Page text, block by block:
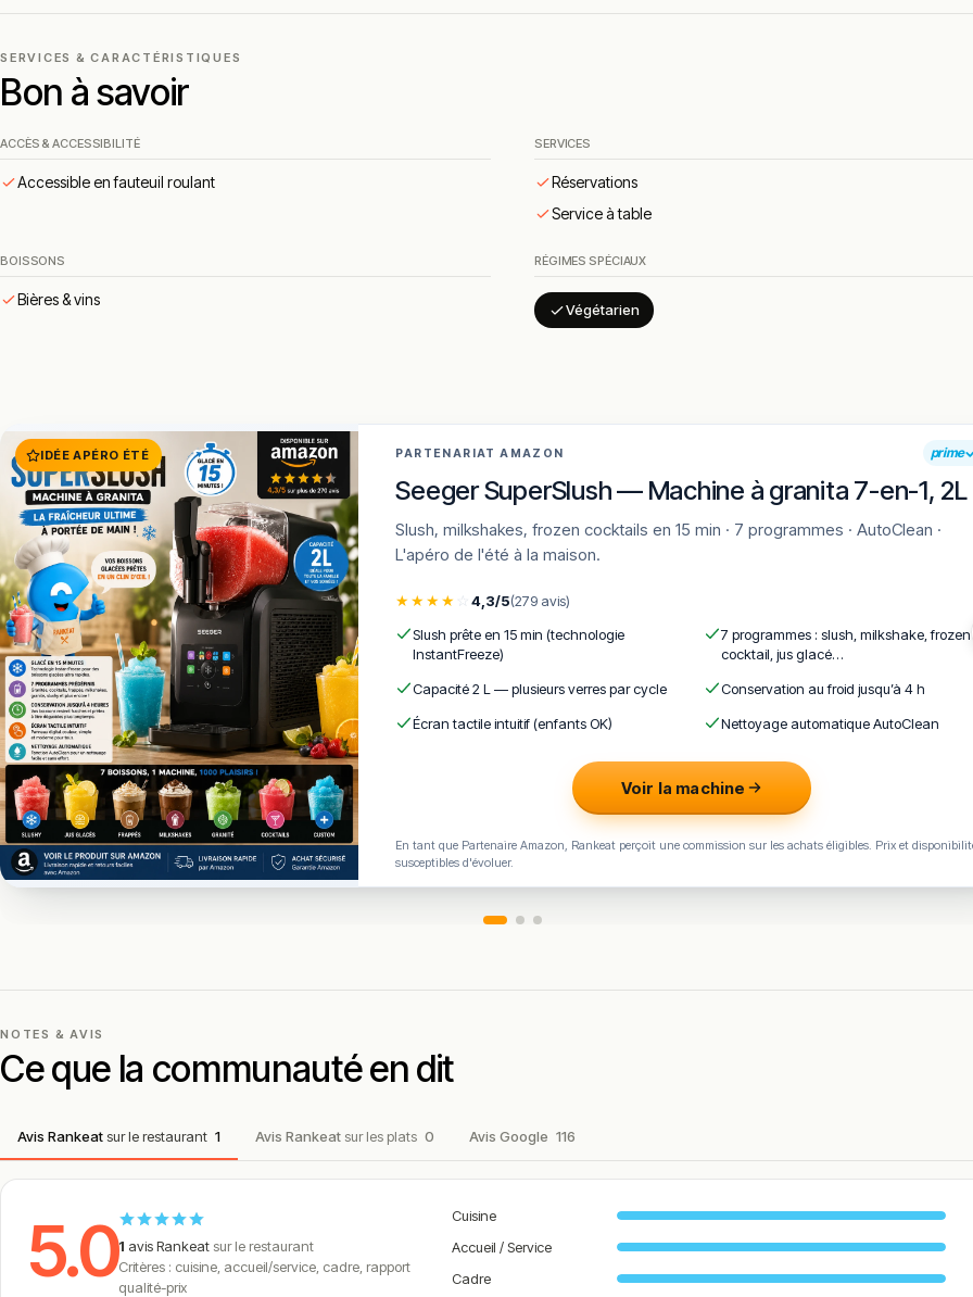
Grâce à ses produits de qualité et à son savoir-faire autour des grillades, le restaurant propose une expérience simple et
Pour un repas convivial dans les Vosges autour de viandes savoureuses, cette table constitue une option fiable et appréciée.
Cette description peut contenir des erreurs, n'hésitez pas à nous aider en vous rendant sur :
SERVICES & CARACTÉRISTIQUES
Bon à savoir
ACCÈS & ACCESSIBILITÉ
Accessible en fauteuil roulant
SERVICES
Réservations
Service à table
BOISSONS
Bières & vins
RÉGIMES SPÉCIAUX
Végétarien
IDÉE APÉRO ÉTÉ PARTENARIAT AMAZON prime
Seeger SuperSlush — Machine à granita 7-en-1, 2L
Slush, milkshakes, frozen cocktails en 15 min · 7 programmes · AutoClean ·
L'apéro de l'été à la maison.
★★★★ ☆4,3/5(279 avis)
Slush prête en 15 min (technologie
InstantFreeze)
7 programmes : slush, milkshake, frozen
cocktail, jus glacé…
Capacité 2 L — plusieurs verres par cycle
Conservation au froid jusqu’à 4 h
Écran tactile intuitif (enfants OK)
Nettoyage automatique AutoClean
Voir la machine
En tant que Partenaire Amazon, Rankeat perçoit une commission sur les achats éligibles. Prix et
susceptibles d'évoluer.
NOTES & AVIS
Ce que la communauté en dit
Avis Rankeatsur le restaurant 1 Avis Rankeat sur les plats 0 Avis Google 116
5.01 avis Rankeatsur le restaurant
Critères : cuisine, accueil/service, cadre, rapport
qualité-prix
Cuisine
Accueil / Service
Cadre